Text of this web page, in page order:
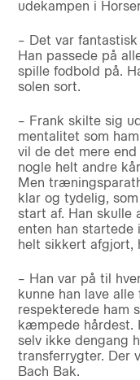
udekampen i
– Det var
Han passede på
spille fodbold på.
solen sort.
– Frank skilte sig
mentalitet som
vil de det mere
nogle helt andre
Men
klar og tydelig,
start af. Han skulle
enten han startede
helt sikkert afgjort,
– Han var på til
kunne han lave
respekterede ham
kæmpede hårdest.
selv ikke dengang
transferrygter. Der
Bach Bak.